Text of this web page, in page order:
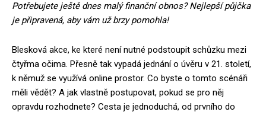
Potřebujete ještě dnes malý finanční obnos? Nejlepší půjčka
je připravená, aby vám už brzy pomohla!
Blesková akce, ke které není nutné podstoupit schůzku mezi
čtyřma očima. Přesně tak vypadá jednání o úvěru v 21. století,
k němuž se využívá online prostor. Co byste o tomto scénáři
měli vědět? A jak vlastně postupovat, pokud se pro něj
opravdu rozhodnete? Cesta je jednoduchá, od prvního do